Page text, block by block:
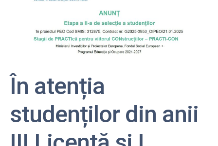
În atenția
studenților din anii